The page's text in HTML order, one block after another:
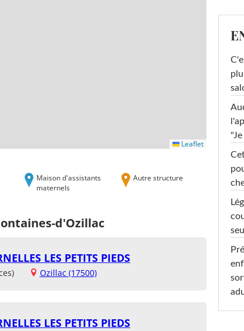
Leaflet
Maison d'assistants
maternels
Autre structure
d'Ozillac
LES PETITS PIEDS
Ozillac (17500)
LES PETITS PIEDS